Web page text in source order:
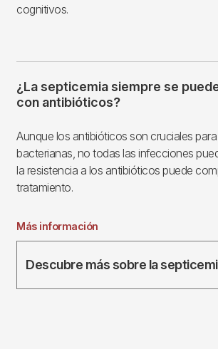
cognitivos.
¿La septicemia siempre se
con antibióticos?
Aunque los antibióticos son cruciales
bacterianas, no todas las infecciones
la resistencia a los antibióticos puede
tratamiento.
Más información
Descubre más sobre la